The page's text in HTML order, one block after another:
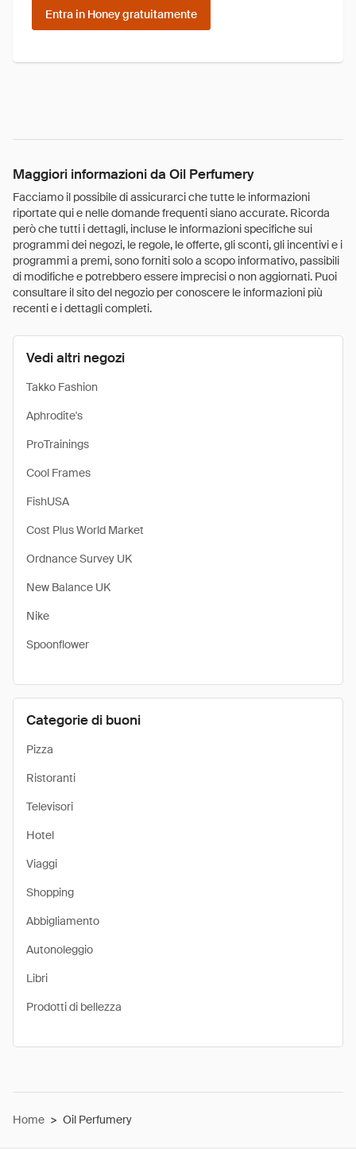
Entra in Honey gratuitamente
Maggiori informazioni da Oil Perfumery
Facciamo il possibile di assicurarci che tutte le informazioni
riportate qui e nelle domande frequenti siano accurate. Ricorda
però che tutti i dettagli, incluse le informazioni specifiche sui
programmi dei negozi, le regole, le offerte, gli sconti, gli incentivi e i
programmi a premi, sono forniti solo a scopo informativo, passibili
di modifiche e potrebbero essere imprecisi o non aggiornati. Puoi
consultare il sito del negozio per conoscere le informazioni più
recenti e i dettagli completi.
Vedi altri negozi
Takko Fashion
Aphrodite's
ProTrainings
Cool Frames
FishUSA
Cost Plus World Market
Ordnance Survey UK
New Balance UK
Nike
Spoonflower
Categorie di buoni
Pizza
Ristoranti
Televisori
Hotel
Viaggi
Shopping
Abbigliamento
Autonoleggio
Libri
Prodotti di bellezza
Home > Oil Perfumery